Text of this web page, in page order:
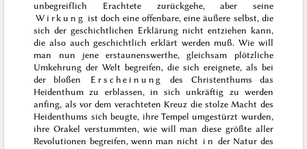
unbegreiflich Erachtete zurückgehe, aber seine
Wirkung ist doch eine offenbare, eine äußere selbst, die
sich der geschichtlichen Erklärung nicht entziehen kann,
die also auch geschichtlich erklärt werden muß. Wie will
man nun jene erstaunenswerthe, gleichsam plötzliche
Umkehrung der Welt begreifen, die sich ereignete, als bei
der bloßen
Erscheinung
des Christenthums das
Heidenthum zu erblassen, in sich unkräftig zu werden
anfing, als vor dem verachteten Kreuz die stolze Macht des
Heidenthums sich beugte, ihre Tempel umgestürzt wurden,
ihre Orakel verstummten, wie will man diese größte aller
Revolutionen begreifen, wenn man nicht in der Natur des